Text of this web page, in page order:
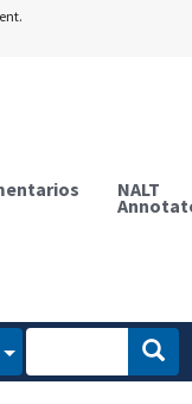
NALT